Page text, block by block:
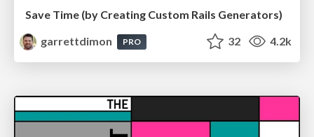
Save Time (by Creating Custom Rails Generators)
garrettdimon
PRO 32 4.2k